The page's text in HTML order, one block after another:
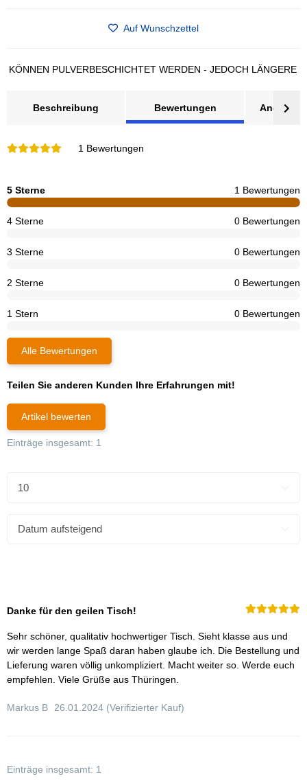
Auf Wunschzettel
PULVERBESCHICHTET WERDEN - JEDOCH LÄNGERE
Beschreibung Bewertungen Angebot
1 Bewertungen
5 Sterne 1 Bewertungen
4 Sterne 0 Bewertungen
3 Sterne 0 Bewertungen
2 Sterne 0 Bewertungen
1 Stern 0 Bewertungen
Alle Bewertungen
Teilen Sie anderen Kunden Ihre Erfahrungen mit!
Artikel bewerten
Einträge insgesamt: 1
Danke für den geilen Tisch!
Sehr schöner, qualitativ hochwertiger Tisch. Sieht klasse aus und
wir werden lange Spaß daran haben glaube ich. Die Bestellung und
Lieferung waren völlig unkompliziert. Macht weiter so. Werde euch
empfehlen. Viele Grüße aus Thüringen.
Markus B 26.01.2024 (Verifizierter Kauf)
Einträge insgesamt: 1